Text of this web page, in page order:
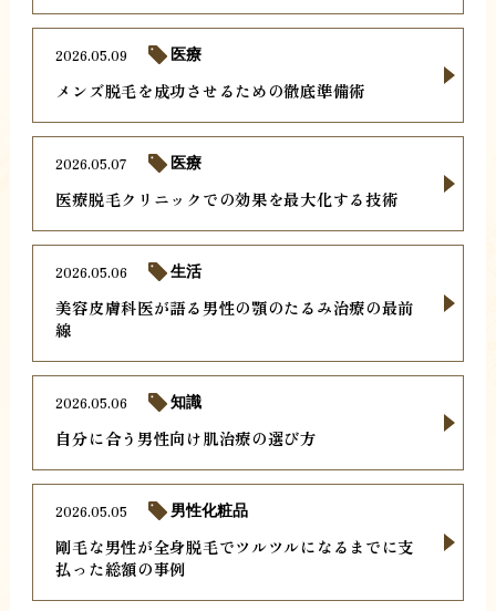
メンズ脱毛を成功させるための徹底準備術
2026.05.09 医療
医療脱毛クリニックでの効果を最大化する技術
2026.05.07 医療
美容皮膚科医が語る男性の顎のたるみ治療の最前
線
2026.05.06 生活
自分に合う男性向け肌治療の選び方
2026.05.06 知識
剛毛な男性が全身脱毛でツルツルになるまでに支
払った総額の事例
2026.05.05 男性化粧品